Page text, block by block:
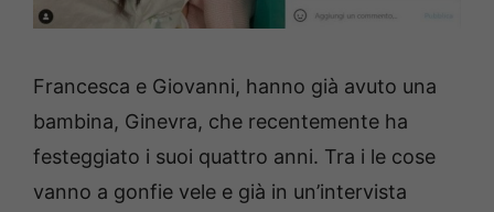
Francesca e Giovanni, hanno già avuto una
bambina, Ginevra, che recentemente ha
festeggiato i suoi quattro anni. Tra i le cose
vanno a gonfie vele e già in un’intervista